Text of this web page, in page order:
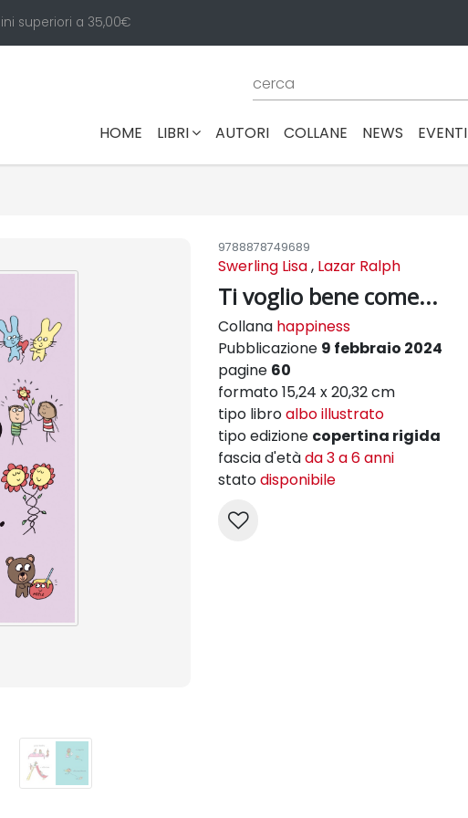
superiori a 35,00€
HOME (CURRENT)
LIBRI AUTORI COLLANE NEWS EVENTI
9788878749689
Swerling Lisa, Lazar Ralph
Ti voglio bene come...
Collana happiness
Pubblicazione 9 febbraio 2024
pagine 60
formato 15,24 x 20,32 cm
tipo libroalbo illustrato
tipo edizione copertina rigida
fascia d'etàda 3 a 6 anni
statodisponibile